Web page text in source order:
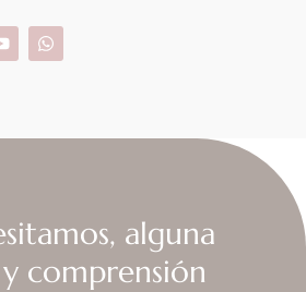
alguna
comprensión